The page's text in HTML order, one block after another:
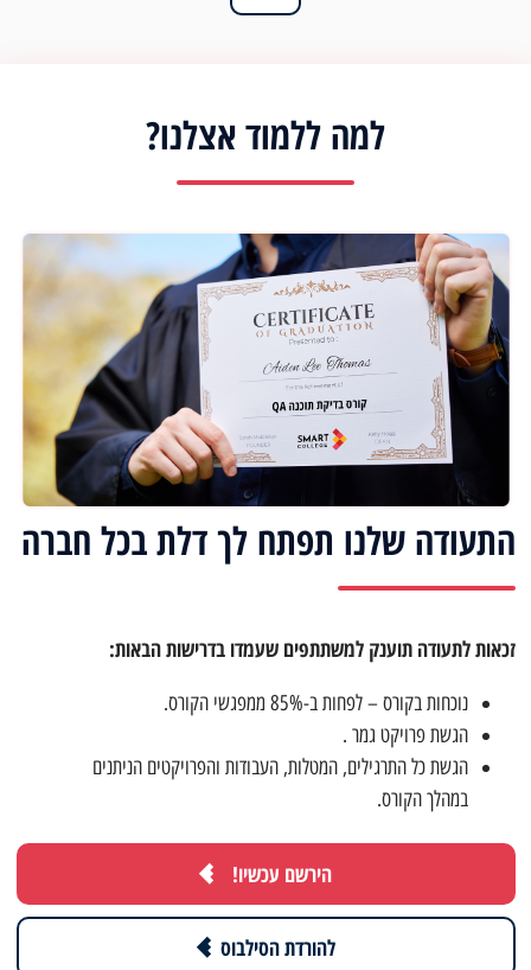
למה ללמוד אצלנו?
התעודה שלנו תפתח לך דלת בכל חברה
זכאות לתעודה תוענק למשתתפים שעמדו בדרישות הבאות:
נוכחות בקורס – לפחות ב-85% ממפגשי הקורס.
הגשת פרויקט גמר .
הגשת כל התרגילים, המטלות, העבודות והפרויקטים הניתנים
במהלך הקורס.
הירשם עכשיו!
להורדת הסילבוס